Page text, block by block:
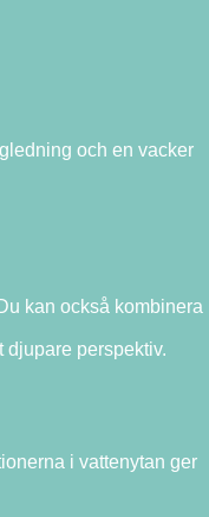
och en vacker
kan också kombinera
djupare perspektiv.
i vattenytan ger